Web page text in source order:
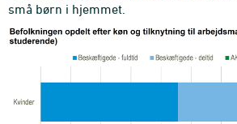
små børn i hjemmet.